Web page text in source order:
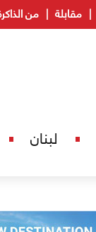
مقابلة من
لبنان